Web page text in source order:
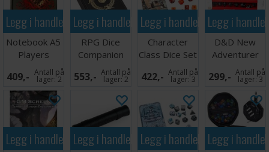
Legg i handlekurven
Notebook A5
Players
Journal
409,- Antall på
lager:2
Legg i handlekurven
RPG Dice
Companion
Iron Grey
553,- Antall på
lager:2
Legg i handlekurven
Character
Class Dice Set
- Alchemist
422,- Antall på
lager:3
Legg i
D&D New
Adventurer
Dice Set -
Black
299,- Antall på
lager:3
Legg i handlekurvenLegg i handlekurvenLegg i handlekurven
Legg i